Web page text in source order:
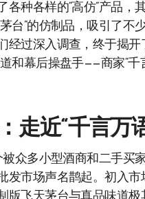
各种各样的“高仿”产品，
台”的仿制品，吸引了不
经过深入调查，终于揭开
和幕后操盘手——商家“千
走近“千言万
被众多小型酒商和二手买
发市场声名鹊起。初入市